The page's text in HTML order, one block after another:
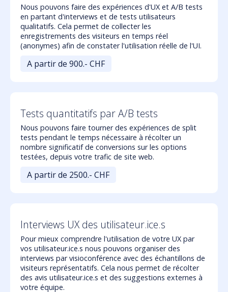
Nous pouvons faire des expériences d'UX et A/B tests
en partant d'interviews et de tests utilisateurs
qualitatifs. Cela permet de collecter les
enregistrements des visiteurs en temps réel
(anonymes) afin de constater l'utilisation réelle de l'UI.
A partir de 900.- CHF
Tests quantitatifs par A/B tests
Nous pouvons faire tourner des expériences de split
tests pendant le temps nécessaire à récolter un
nombre significatif de conversions sur les options
testées, depuis votre trafic de site web.
A partir de 2500.- CHF
Interviews UX des utilisateur.ice.s
Pour mieux comprendre l'utilisation de votre UX par
vos utilisateur.ice.s nous pouvons organiser des
interviews par visioconférence avec des échantillons de
visiteurs représentatifs. Cela nous permet de récolter
des avis utilisateur.ice.s et des suggestions externes à
votre équipe.